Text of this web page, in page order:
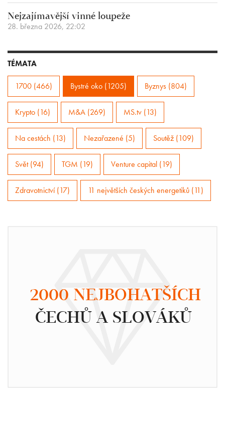
Nejzajímavější vinné loupeže
28. března 2026, 22:02
TÉMATA
1700 (466) Bystré oko (1205) Byznys (804)
Krypto (16) M&A (269) MS.tv (13)
Na cestách (13) Nezařazené (5) Soutěž (109)
Svět (94) TGM (19) Venture capital (19)
Zdravotnictví (17) 11 největších českých energetiků (11)
2000 NEJBOHATŠÍCH
ČECHŮ A SLOVÁKŮ